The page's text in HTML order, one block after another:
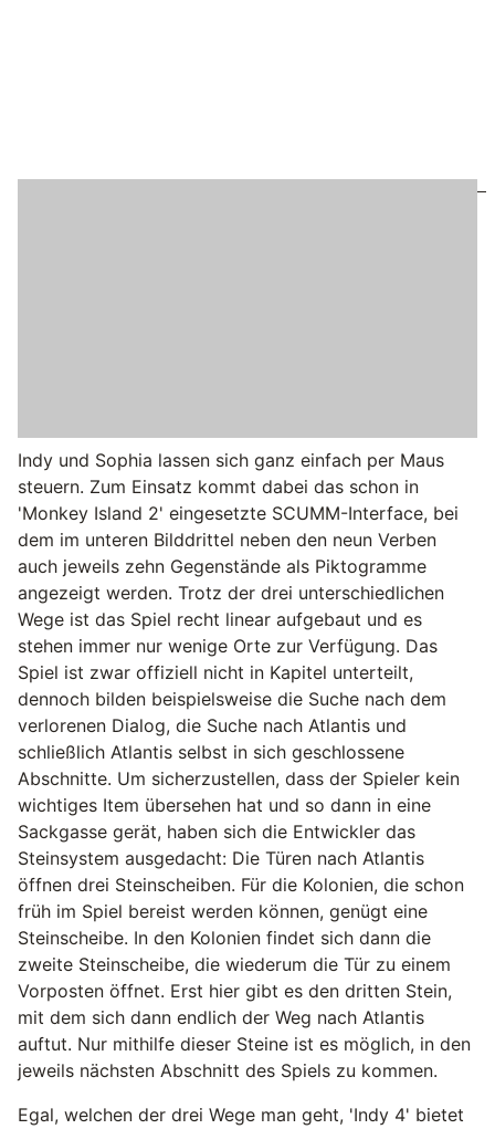
Indy und Sophia lassen sich ganz einfach per Maus
steuern. Zum Einsatz kommt dabei das schon in
'Monkey Island 2' eingesetzte SCUMM-Interface, bei
dem im unteren Bilddrittel neben den neun Verben
auch jeweils zehn Gegenstände als Piktogramme
angezeigt werden. Trotz der drei unterschiedlichen
Wege ist das Spiel recht linear aufgebaut und es
stehen immer nur wenige Orte zur Verfügung. Das
Spiel ist zwar offiziell nicht in Kapitel unterteilt,
dennoch bilden beispielsweise die Suche nach dem
verlorenen Dialog, die Suche nach Atlantis und
schließlich Atlantis selbst in sich geschlossene
Abschnitte. Um sicherzustellen, dass der Spieler kein
wichtiges Item übersehen hat und so dann in eine
Sackgasse gerät, haben sich die Entwickler das
Steinsystem ausgedacht: Die Türen nach Atlantis
öffnen drei Steinscheiben. Für die Kolonien, die schon
früh im Spiel bereist werden können, genügt eine
Steinscheibe. In den Kolonien findet sich dann die
zweite Steinscheibe, die wiederum die Tür zu einem
Vorposten öffnet. Erst hier gibt es den dritten Stein,
mit dem sich dann endlich der Weg nach Atlantis
auftut. Nur mithilfe dieser Steine ist es möglich, in den
jeweils nächsten Abschnitt des Spiels zu kommen.
Egal, welchen der drei Wege man geht, 'Indy 4' bietet